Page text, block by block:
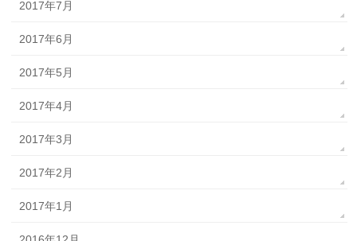
2017年7月
2017年6月
2017年5月
2017年4月
2017年3月
2017年2月
2017年1月